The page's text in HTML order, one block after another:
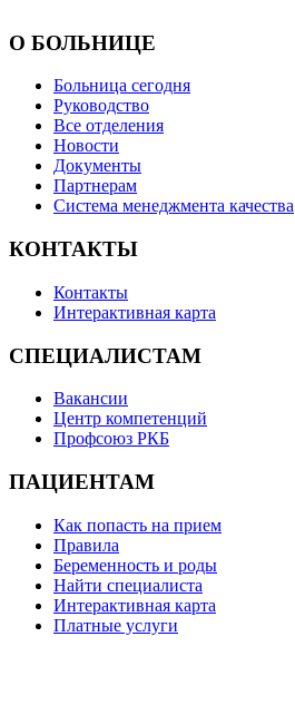
О БОЛЬНИЦЕ
Больница сегодня
Руководство
Все отделения
Новости
Документы
Партнерам
Система менеджмента качества
КОНТАКТЫ
Контакты
Интерактивная карта
СПЕЦИАЛИСТАМ
Вакансии
Центр компетенций
Профсоюз РКБ
ПАЦИЕНТАМ
Как попасть на прием
Правила
Беременность и роды
Найти специалиста
Интерактивная карта
Платные услуги